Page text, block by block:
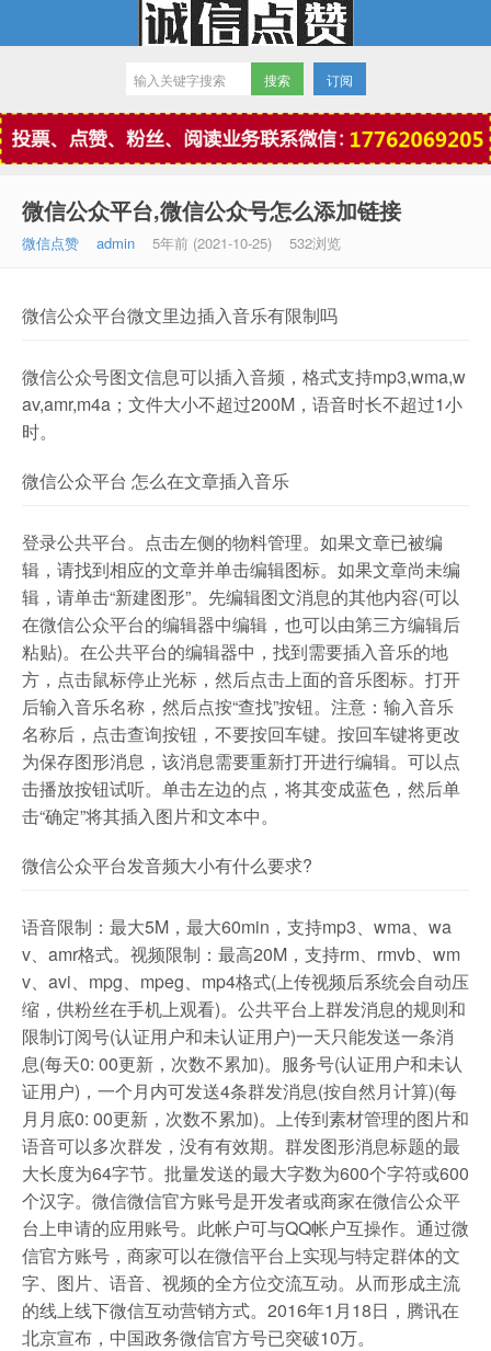
微信点赞
订阅
微信公众平台,微信公众号怎么添加链接
微信点赞 admin 5年前 (2021-10-25) 532浏览
微信公众平台微文里边插入音乐有限制吗
微信公众号图文信息可以插入音频，格式支持mp3,wma,w
av,amr,m4a；文件大小不超过200M，语音时长不超过1小
时。
微信公众平台 怎么在文章插入音乐
登录公共平台。点击左侧的物料管理。如果文章已被编
辑，请找到相应的文章并单击编辑图标。如果文章尚未编
辑，请单击“新建图形”。先编辑图文消息的其他内容(可以
在微信公众平台的编辑器中编辑，也可以由第三方编辑后
粘贴)。在公共平台的编辑器中，找到需要插入音乐的地
方，点击鼠标停止光标，然后点击上面的音乐图标。打开
后输入音乐名称，然后点按“查找”按钮。注意：输入音乐
名称后，点击查询按钮，不要按回车键。按回车键将更改
为保存图形消息，该消息需要重新打开进行编辑。可以点
击播放按钮试听。单击左边的点，将其变成蓝色，然后单
击“确定”将其插入图片和文本中。
微信公众平台发音频大小有什么要求?
语音限制：最大5M，最大60min，支持mp3、wma、wa
v、amr格式。视频限制：最高20M，支持rm、rmvb、wm
v、avi、mpg、mpeg、mp4格式(上传视频后系统会自动压
缩，供粉丝在手机上观看)。公共平台上群发消息的规则和
限制订阅号(认证用户和未认证用户)一天只能发送一条消
息(每天0: 00更新，次数不累加)。服务号(认证用户和未认
证用户)，一个月内可发送4条群发消息(按自然月计算)(每
月月底0: 00更新，次数不累加)。上传到素材管理的图片和
语音可以多次群发，没有有效期。群发图形消息标题的最
大长度为64字节。批量发送的最大字数为600个字符或600
个汉字。微信微信官方账号是开发者或商家在微信公众平
台上申请的应用账号。此帐户可与QQ帐户互操作。通过微
信官方账号，商家可以在微信平台上实现与特定群体的文
字、图片、语音、视频的全方位交流互动。从而形成主流
的线上线下微信互动营销方式。2016年1月18日，腾讯在
北京宣布，中国政务微信官方号已突破10万。